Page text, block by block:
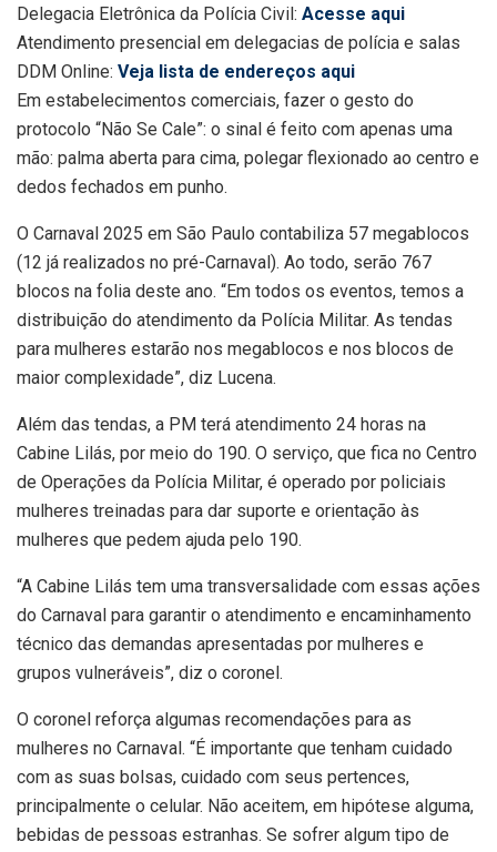
Delegacia Eletrônica da Polícia Civil: Acesse aqui
Atendimento presencial em delegacias de polícia e salas
DDM Online: Veja lista de endereços aqui
Em estabelecimentos comerciais, fazer o gesto do
protocolo “Não Se Cale”: o sinal é feito com apenas uma
mão: palma aberta para cima, polegar flexionado ao centro e
dedos fechados em punho.
O Carnaval 2025 em São Paulo contabiliza 57 megablocos
(12 já realizados no pré-Carnaval). Ao todo, serão 767
blocos na folia deste ano. “Em todos os eventos, temos a
distribuição do atendimento da Polícia Militar. As tendas
para mulheres estarão nos megablocos e nos blocos de
maior complexidade”, diz Lucena.
Além das tendas, a PM terá atendimento 24 horas na
Cabine Lilás, por meio do 190. O serviço, que fica no Centro
de Operações da Polícia Militar, é operado por policiais
mulheres treinadas para dar suporte e orientação às
mulheres que pedem ajuda pelo 190.
“A Cabine Lilás tem uma transversalidade com essas ações
do Carnaval para garantir o atendimento e encaminhamento
técnico das demandas apresentadas por mulheres e
grupos vulneráveis”, diz o coronel.
O coronel reforça algumas recomendações para as
mulheres no Carnaval. “É importante que tenham cuidado
com as suas bolsas, cuidado com seus pertences,
principalmente o celular. Não aceitem, em hipótese alguma,
bebidas de pessoas estranhas. Se sofrer algum tipo de